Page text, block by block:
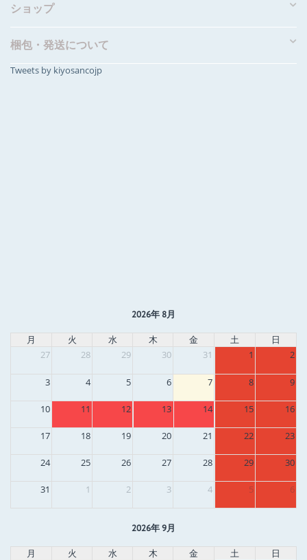
ショップ
梱包・発送について
Tweets by kiyosancojp
2026年 8月
月 火 水 木 金 土
日
27
28 29 30 31 1 2
3 4 5 6 7 8 9
10 11 12 13 14 15 16
17 18 19 20 21 22 23
24 25 26 27 28 29 30
31 1 2 3 4 5 6
2026年 9月
月 火 水 木 金 土
日